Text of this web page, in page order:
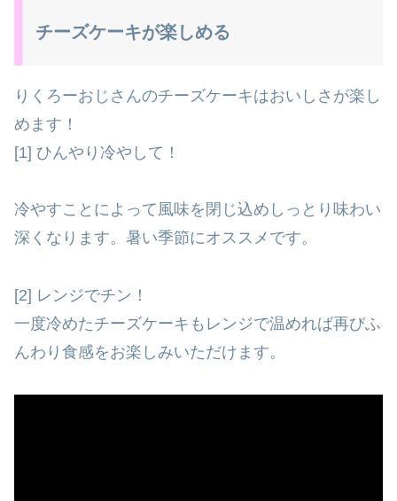
チーズケーキが楽しめる
りくろーおじさんのチーズケーキはおいしさが楽し
めます！
[1] ひんやり冷やして！
冷やすことによって風味を閉じ込めしっとり味わい
深くなります。暑い季節にオススメです。
[2] レンジでチン！
一度冷めたチーズケーキもレンジで温めれば再びふ
んわり食感をお楽しみいただけます。